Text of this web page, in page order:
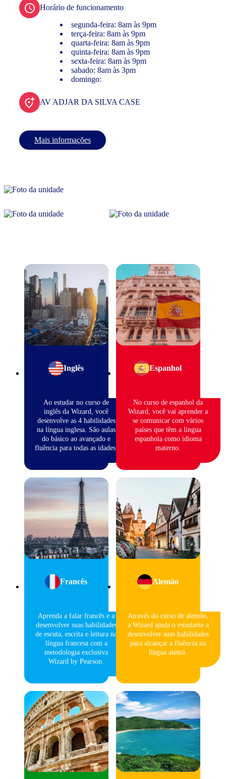
Horário de funcionamento
segunda-feira: 8am às 9pm
terça-feira: 8am às 9pm
quarta-feira: 8am às 9pm
quinta-feira: 8am às 9pm
sexta-feira: 8am às 9pm
sabado: 8am às 3pm
domingo:
AV ADJAR DA SILVA CASE
Mais informações
Inglês
Ao estudar no curso de
inglês da Wizard, você
desenvolve as 4 habilidades
na língua inglesa. São aulas
do básico ao avançado e
fluência para todas as idades.
Espanhol
No curso de espanhol da
Wizard, você vai aprender a
se comunicar com vários
países que têm a língua
espanhola como idioma
materno.
Francês
Aprenda a falar francês e a
desenvolver suas habilidades
de escuta, escrita e leitura na
língua francesa com a
metodologia exclusiva
Wizard by Pearson.
Alemão
Através do curso de alemão,
a Wizard ajuda o estudante a
desenvolver suas habilidades
para alcançar a fluência na
língua alemã.